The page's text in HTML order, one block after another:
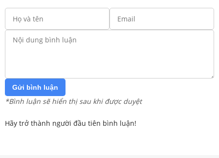
Gửi bình luận
*Bình luận sẽ hiển thị sau khi được duyệt
Hãy trở thành người đầu tiên bình luận!